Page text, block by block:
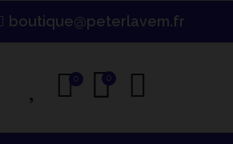
boutique@peterlavem.fr
0 0